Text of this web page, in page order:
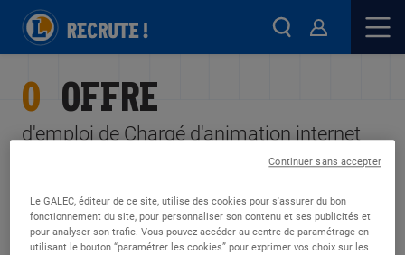
0 OFFRE
d'emploi de Chargé d'animation internet
FILTRES ALERTES
Le GALEC, éditeur de ce site, utilise des cookies pour s'assurer du bon
fonctionnement du site, pour personnaliser son contenu et ses publicités et
pour analyser son trafic. Vous pouvez accéder au centre de paramétrage en
utilisant le bouton “paramétrer les cookies” pour exprimer vos choix sur les
Continuer sans accepter